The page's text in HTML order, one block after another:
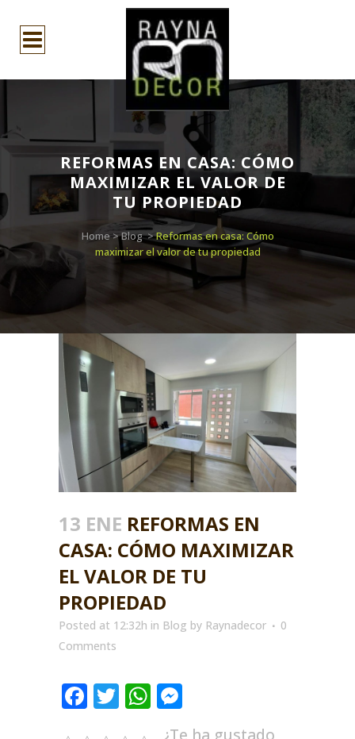
REFORMAS EN CASA: CÓMO
MAXIMIZAR EL VALOR DE
TU PROPIEDAD
Home >Blog>Reformas en casa: Cómo
maximizar el valor de tu propiedad
13 ENE REFORMAS EN
CASA: CÓMO MAXIMIZAR
EL VALOR DE TU
PROPIEDAD
Posted at 12:32h in Blog by Raynadecor
0
Comments
Facebook
TwitterWhatsApp
¿Te ha gustado